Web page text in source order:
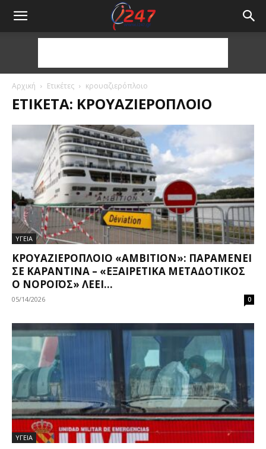
Αρχική Ετικέτες κρουαζιερόπλοιο
ΕΤΙΚΈΤΑ: ΚΡΟΥΑΖΙΕΡΌΠΛΟΙΟ
ΥΓΕΙΑ
ΚΡΟΥΑΖΙΕΡΌΠΛΟΙΟ «AMBITION»: ΠΑΡΑΜΈΝΕΙ
ΣΕ ΚΑΡΑΝΤΊΝΑ – «ΕΞΑΙΡΕΤΙΚΆ ΜΕΤΑΔΟΤΙΚΌΣ
Ο ΝΟΡΟΪΌΣ» ΛΈΕΙ...
05/14/2026 0
ΥΓΕΙΑ